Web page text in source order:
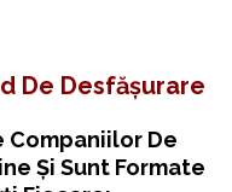
De Desfășurare
Companiilor De
Și Sunt Formate